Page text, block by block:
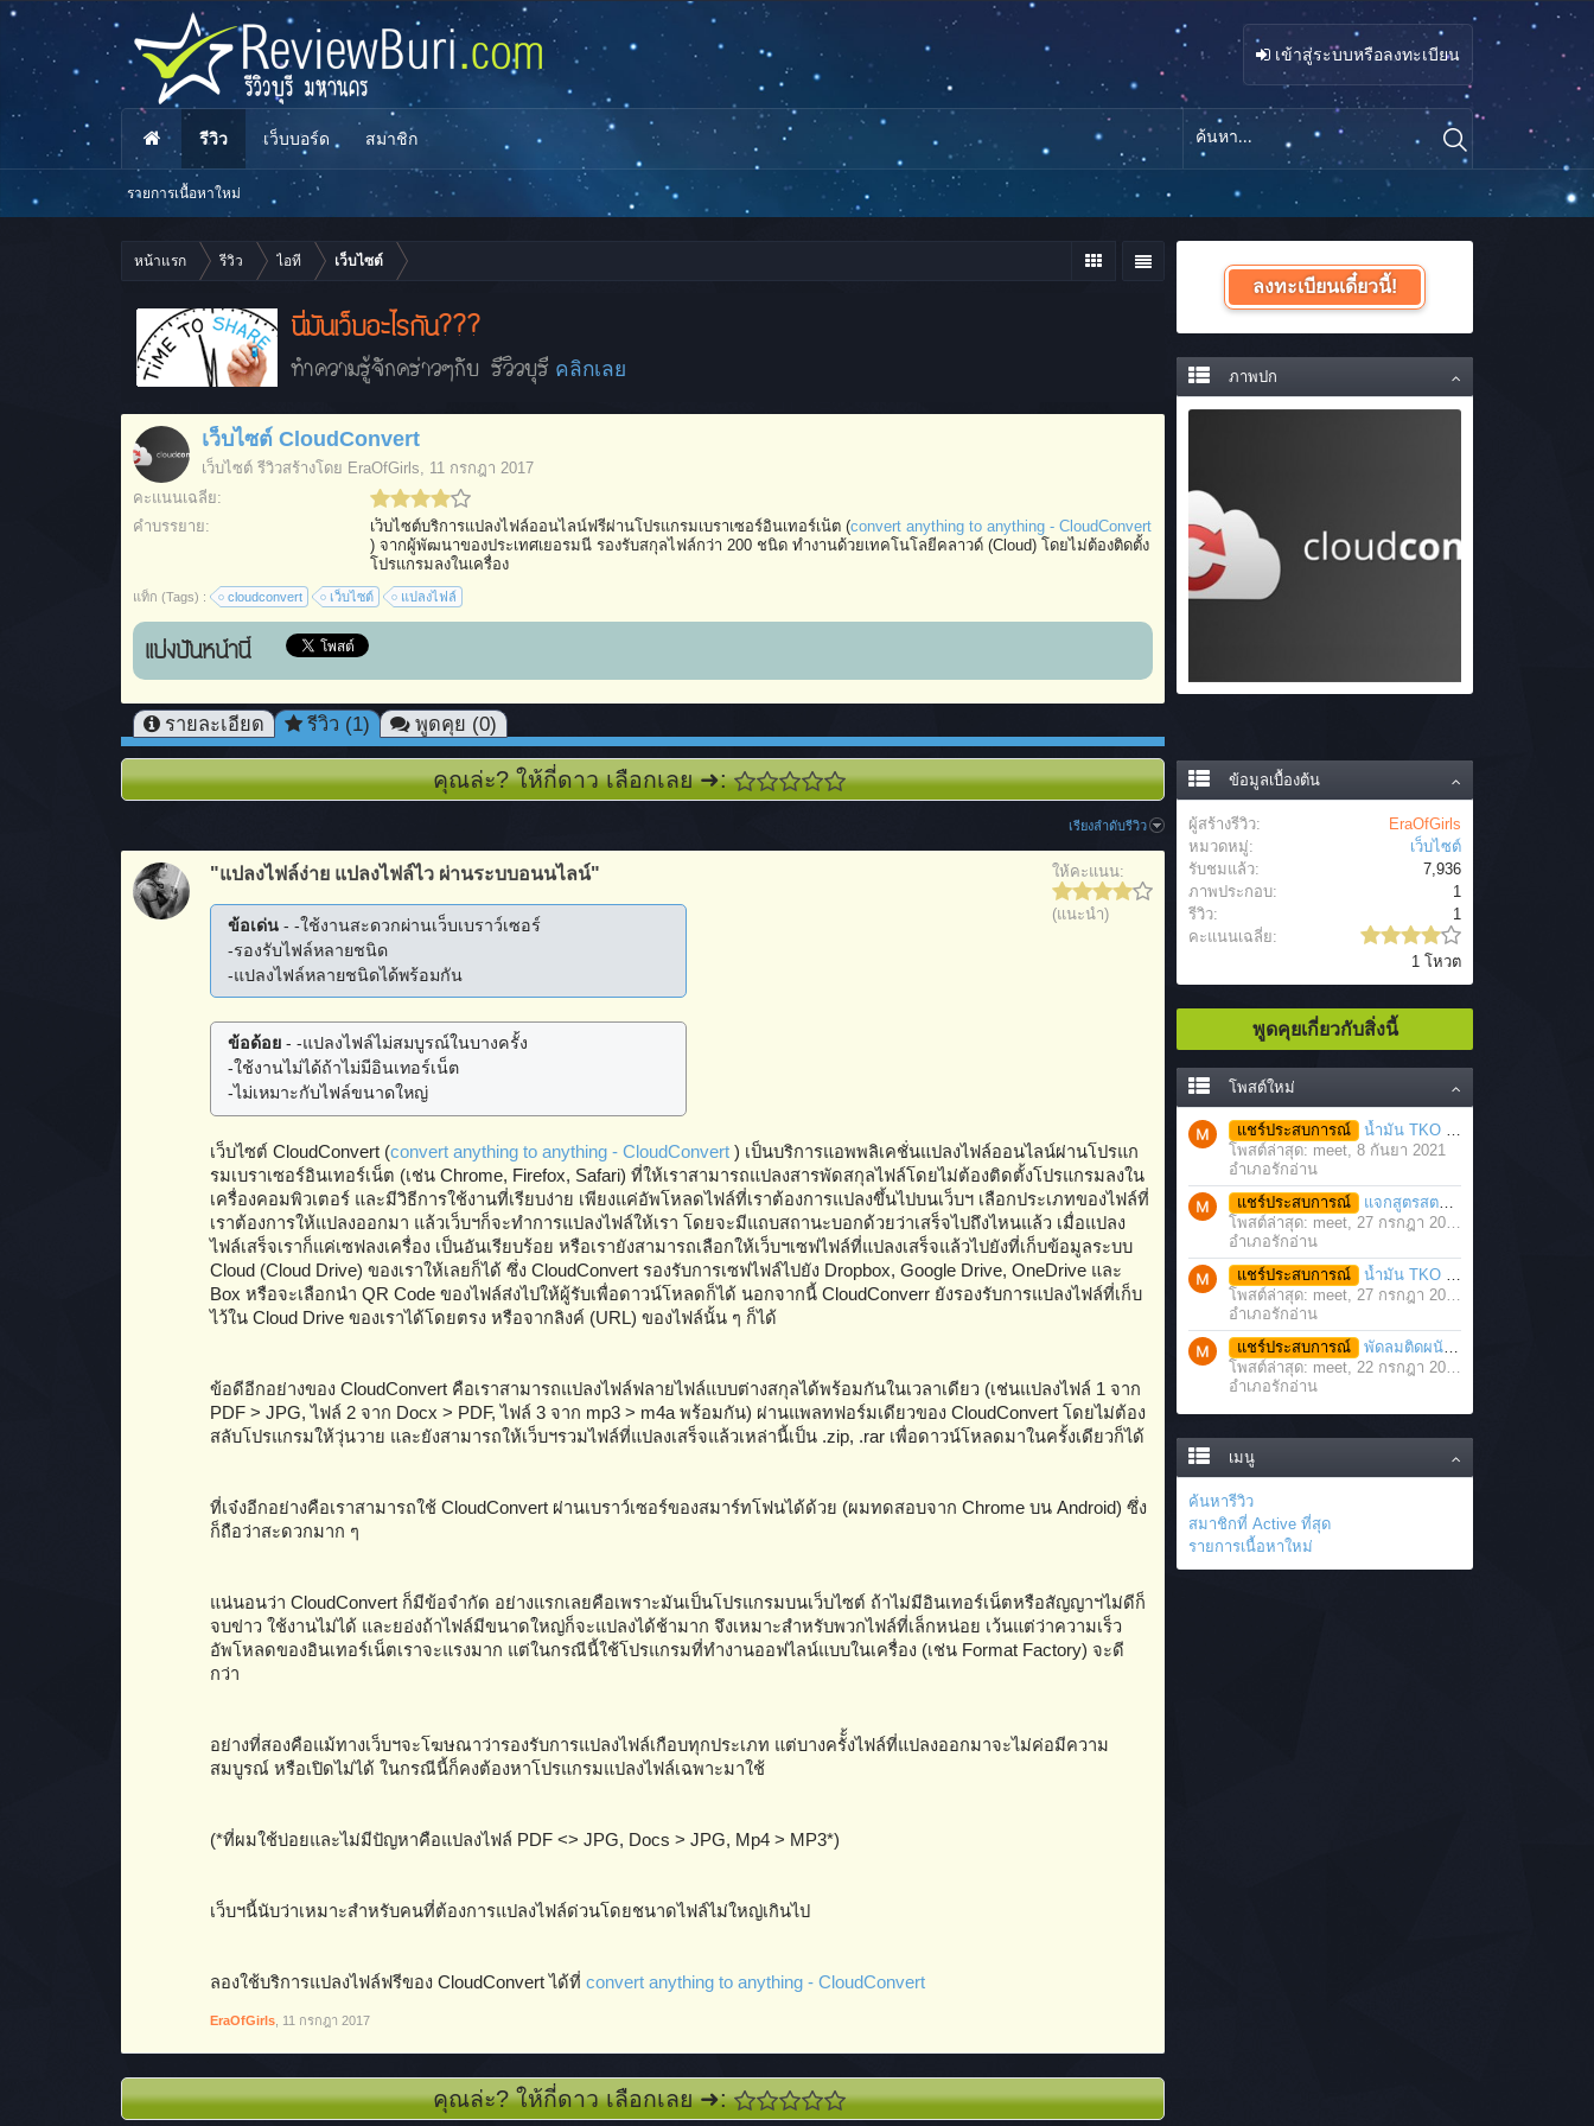
หน้าแรก รีวิว ไอที เว็บไซต์
นี่มันเว็บอะไรกัน???
ทำความรู้จักคร่าวๆกับ รีวิวบุรี คลิกเลย
เว็บไซต์ CloudConvert
เว็บไซต์ รีวิวสร้างโดย EraOfGirls, 11 กรกฎา 2017
คะแนนเฉลี่ย:
คำบรรยาย:
เว็บไซต์บริการแปลงไฟล์ออนไลน์ฟรีผ่านโปรแกรมเบราเซอร์อินเทอร์เน็ต (convert anything to anything - CloudConvert
) จากผู้พัฒนาของประเทศเยอรมนี รองรับสกุลไฟล์กว่า 200 ชนิด ทำงานด้วยเทคโนโลยีคลาวด์ (Cloud) โดยไม่ต้องติดตั้ง
โปรแกรมลงในเครื่อง
แท็ก (Tags) : cloudconvert เว็บไซต์ แปลงไฟล์
แบ่งปันหน้านี้
รายละเอียด รีวิว (1) พูดคุย (0)
คุณล่ะ? ให้กี่ดาว เลือกเลย ➜:
เรียงลำดับรีวิว
ให้คะแนน:
(แนะนำ)
"แปลงไฟล์ง่าย แปลงไฟล์ไว ผ่านระบบอนนไลน์"
ข้อเด่น - -ใช้งานสะดวกผ่านเว็บเบราว์เซอร์
-รองรับไฟล์หลายชนิด
-แปลงไฟล์หลายชนิดได้พร้อมกัน
ข้อด้อย - -แปลงไฟล์ไม่สมบูรณ์ในบางครั้ง
-ใช้งานไม่ได้ถ้าไม่มีอินเทอร์เน็ต
-ไม่เหมาะกับไฟล์ขนาดใหญ่
เว็บไซต์ CloudConvert (convert anything to anything - CloudConvert ) เป็นบริการแอพพลิเคชั่นแปลงไฟล์ออนไลน์ผ่านโปรแก
รมเบราเซอร์อินเทอร์เน็ต (เช่น Chrome, Firefox, Safari) ที่ให้เราสามารถแปลงสารพัดสกุลไฟล์โดยไม่ต้องติดตั้งโปรแกรมลงใน
เครื่องคอมพิวเตอร์ และมีวิธีการใช้งานที่เรียบง่าย เพียงแค่อัพโหลดไฟล์ที่เราต้องการแปลงขึ้นไปบนเว็บฯ เลือกประเภทของไฟล์ที่
เราต้องการให้แปลงออกมา แล้วเว็บฯก็จะทำการแปลงไฟล์ให้เรา โดยจะมีแถบสถานะบอกด้วยว่าเสร็จไปถึงไหนแล้ว เมื่อแปลง
ไฟล์เสร็จเราก็แค่เซฟลงเครื่อง เป็นอันเรียบร้อย หรือเรายังสามารถเลือกให้เว็บฯเซฟไฟล์ที่แปลงเสร็จแล้วไปยังที่เก็บข้อมูลระบบ
Cloud (Cloud Drive) ของเราให้เลยก็ได้ ซึ่ง CloudConvert รองรับการเซฟไฟล์ไปยัง Dropbox, Google Drive, OneDrive และ
Box หรือจะเลือกนำ QR Code ของไฟล์ส่งไปให้ผู้รับเพื่อดาวน์โหลดก็ได้ นอกจากนี้ CloudConverr ยังรองรับการแปลงไฟล์ที่เก็บ
ไว้ใน Cloud Drive ของเราได้โดยตรง หรือจากลิงค์ (URL) ของไฟล์นั้น ๆ ก็ได้
ข้อดีอีกอย่างของ CloudConvert คือเราสามารถแปลงไฟล์ฟลายไฟล์แบบต่างสกุลได้พร้อมกันในเวลาเดียว (เช่นแปลงไฟล์ 1 จาก
PDF > JPG, ไฟล์ 2 จาก Docx > PDF, ไฟล์ 3 จาก mp3 > m4a พร้อมกัน) ผ่านแพลทฟอร์มเดียวของ CloudConvert โดยไม่ต้อง
สลับโปรแกรมให้วุ่นวาย และยังสามารถให้เว็บฯรวมไฟล์ที่แปลงเสร็จแล้วเหล่านี้เป็น .zip, .rar เพื่อดาวน์โหลดมาในครั้งเดียวก็ได้
ที่เจ๋งอีกอย่างคือเราสามารถใช้ CloudConvert ผ่านเบราว์เซอร์ของสมาร์ทโฟนได้ด้วย (ผมทดสอบจาก Chrome บน Android) ซึ่ง
ก็ถือว่าสะดวกมาก ๆ
แน่นอนว่า CloudConvert ก็มีข้อจำกัด อย่างแรกเลยคือเพราะมันเป็นโปรแกรมบนเว็บไซต์ ถ้าไม่มีอินเทอร์เน็ตหรือสัญญาฯไม่ดีก็
จบข่าว ใช้งานไม่ได้ และยอ่งถ้าไฟล์มีขนาดใหญ่ก็จะแปลงได้ช้ามาก จึงเหมาะสำหรับพวกไฟล์ที่เล็กหน่อย เว้นแต่ว่าความเร็ว
อัพโหลดของอินเทอร์เน็ตเราจะแรงมาก แต่ในกรณีนี้ใช้โปรแกรมที่ทำงานออฟไลน์แบบในเครื่อง (เช่น Format Factory) จะดี
กว่า
อย่างที่สองคือแม้ทางเว็บฯจะโฆษณาว่ารองรับการแปลงไฟล์เกือบทุกประเภท แต่บางครัั้งไฟล์ที่แปลงออกมาจะไม่ค่อมีความ
สมบูรณ์ หรือเปิดไม่ได้ ในกรณีนี้ก็คงต้องหาโปรแกรมแปลงไฟล์เฉพาะมาใช้
(*ที่ผมใช้บ่อยและไม่มีปัญหาคือแปลงไฟล์ PDF <> JPG, Docs > JPG, Mp4 > MP3*)
เว็บฯนี้นับว่าเหมาะสำหรับคนที่ต้องการแปลงไฟล์ด่วนโดยชนาดไฟล์ไม่ใหญ่เกินไป
ลองใช้บริการแปลงไฟล์ฟรีของ CloudConvert ได้ที่ convert anything to anything - CloudConvert
EraOfGirls 11 กรกฎา 2017
คุณล่ะ? ให้กี่ดาว เลือกเลย ➜:
ลงทะเบียนเดี๋ยวนี้!
ภาพปก
ข้อมูลเบื้องต้น
ผู้สร้างรีวิว:
EraOfGirls
หมวดหมู่:
เว็บไซต์
รับชมแล้ว:
7,936
ภาพประกอบ:
1
รีวิว:
1
คะแนนเฉลี่ย:
1 โหวต
พูดคุยเกี่ยวกับสิ่งนี้
โพสต์ใหม่
แชร์ประสบการณ์
น้ำมัน TKO นวดคลายเส้นคลายกล้ามเนื้อ จากภาวะตึงหรือเคล็ด บาดเจ็บ ได้อย่างฉับพลัน
โพสต์ล่าสุด: meet, 8 กันยา 2021
อำเภอรักอ่าน
แชร์ประสบการณ์
แจกสูตรสตรอว์เบอร์รี่โยเกิร์ตสมูทตี้ ทำง่าย อร่อย แค่มีเครื่องปั่นน้ำผลไม้
โพสต์ล่าสุด: meet, 27 กรกฎา 2021
อำเภอรักอ่าน
แชร์ประสบการณ์
น้ำมัน TKO คลายเส้น คลายกล้ามเนื้อ บรรเทาอาการบาดเจ็บโดยฉับพลัน
โพสต์ล่าสุด: meet, 27 กรกฎา 2021
อำเภอรักอ่าน
แชร์ประสบการณ์
พัดลมติดผนัง มอเตอร์ประสิทธิภาพสูง ติดตั้งง่าย ประหยัดพื้นที่
โพสต์ล่าสุด: meet, 22 กรกฎา 2021
อำเภอรักอ่าน
เมนู
ค้นหารีวิว
สมาชิกที่ Active ที่สุด
รายการเนื้อหาใหม่
เข้าสู่ระบบหรือลงทะเบียน
รีวิว
รายการเนื้อหาใหม่
เว็บบอร์ด สมาชิก